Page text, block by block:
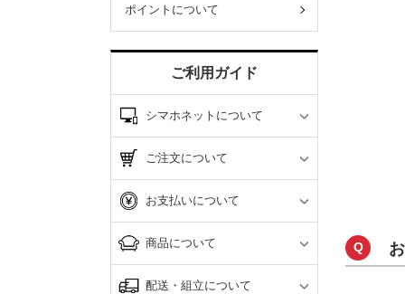
Q
ポイントについて
ご利用ガイド
シマホネットについて
ご注文について
お支払いについて
商品について
配送・組立について